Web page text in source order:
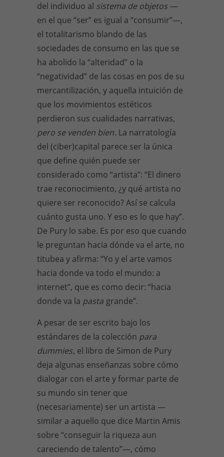
del individuo al sistema de objetos —
en el que “ser” es igual a “consumir”—,
el totalitarismo blando de las
sociedades de consumo en las que se
ha abolido la “alteridad” o la
“negatividad” de las cosas en pos de su
mercantilización, y aquella intuición de
que los movimientos estéticos
perdieron sus cualidades narrativas,
pero se venden bien. La narratología
del (ciber)capital parece ser la única
que define quién puede ser
considerado como “artista”: “El dinero
trae reconocimiento, ¿y qué artista no
quiere ser reconocido? Así se calcula
cuánto gusta uno. Y eso es lo que hay”.
De Pury lo sabe. Es por eso que cuando
le preguntan hacia dónde va el arte, no
titubea y afirma: “Yo y el arte vamos
hacia donde va todo el mundo: a
internet”, que es como decir: “hacia
donde va la pasta grande”.
A pesar de ser escrito bajo los
estándares de la colección para
dummies, el libro de Simon de Pury
deja algunas enseñanzas sobre cómo
dialogar con el arte y formar parte de
su mundo sin tener que
(necesariamente) ser un artista —
similar a aquello que dice Martin Amis
sobre “conseguir la riqueza aun
careciendo de talento”—, cómo